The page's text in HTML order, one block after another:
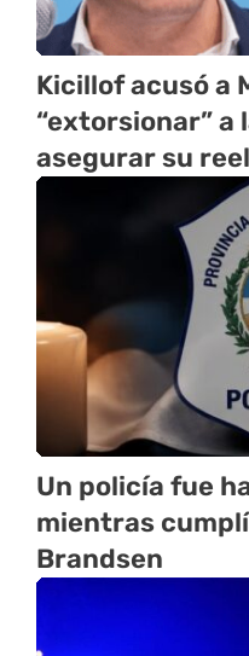
Kicillof acusó a
“extorsionar” a
asegurar su
Un policía fue
mientras
Brandsen